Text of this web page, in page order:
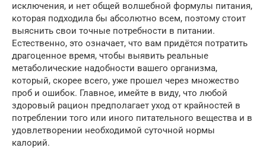
исключения, и нет общей волшебной формулы питания,
которая подходила бы абсолютно всем, поэтому стоит
выяснить свои точные потребности в питании.
Естественно, это означает, что вам придётся потратить
драгоценное время, чтобы выявить реальные
метаболические надобности вашего организма,
который, скорее всего, уже прошел через множество
проб и ошибок. Главное, имейте в виду, что любой
здоровый рацион предполагает уход от крайностей в
потреблении того или иного питательного вещества и в
удовлетворении необходимой суточной нормы
калорий.